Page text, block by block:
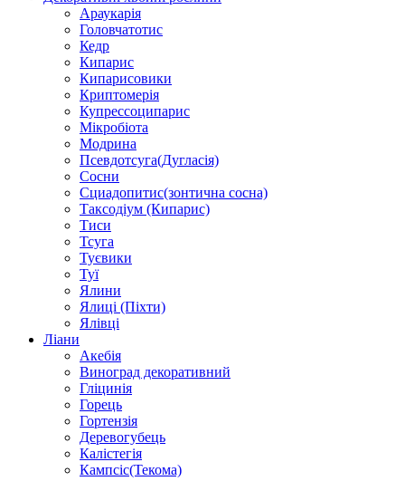
Араукарія
Головчатотис
Кедр
Кипарис
Кипарисовики
Криптомерія
Купрессоципарис
Мікробіота
Модрина
Псевдотсуга(Дугласія)
Сосни
Сциадопитис(зонтична сосна)
Таксодіум (Кипарис)
Тиси
Тсуга
Туєвики
Туї
Ялини
Ялиці (Піхти)
Ялівці
Ліани
Акебія
Виноград декоративний
Гліцинія
Горець
Гортензія
Деревогубець
Калістегія
Кампсіс(Текома)